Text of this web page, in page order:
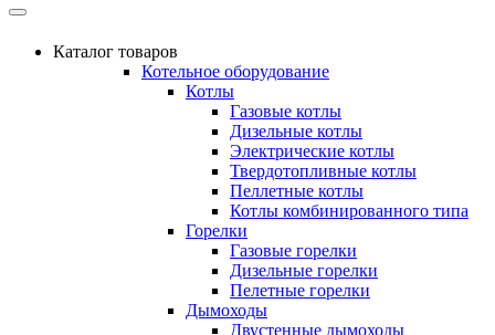
Каталог товаров
Котельное оборудование
Котлы
Газовые котлы
Дизельные котлы
Электрические котлы
Твердотопливные котлы
Пеллетные котлы
Котлы комбинированного типа
Горелки
Газовые горелки
Дизельные горелки
Пелетные горелки
Дымоходы
Двустенные дымоходы